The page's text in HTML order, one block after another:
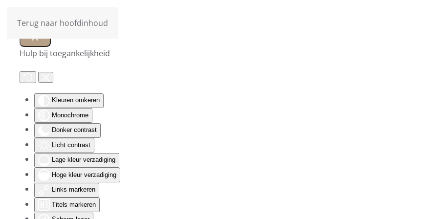
Hulp bij toegankelijkheid
Kleuren omkeren
Monochrome
Donker contrast
Licht contrast
Lage kleur verzadiging
Hoge kleur verzadiging
Links markeren
Titels markeren
Terug naar hoofdinhoud